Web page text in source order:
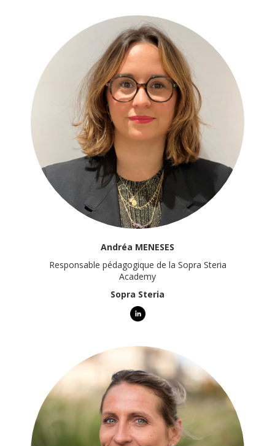
Andréa MENESES
Responsable pédagogique de la Sopra Steria
Academy
Sopra Steria